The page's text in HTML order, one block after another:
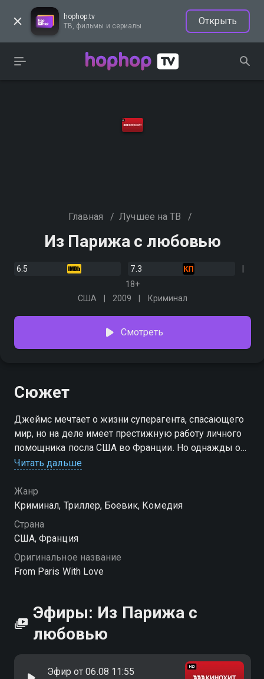
hophop.tv
ТВ, фильмы и сериалы
Открыть
Главная / Лучшее на ТВ /
Из Парижа с любовью
6.5
7.3
18+
США
2009 Криминал
Смотреть
Сюжет
Джеймс мечтает о жизни суперагента, спасающего
мир, но на деле имеет престижную работу личного
помощника посла США во Франции. Но однажды он
получает настоящее опасное задание, а в придачу -
Читать дальше
Жанр
Криминал, Триллер, Боевик, Комедия
Страна
США, Франция
Оригинальное название
From Paris With Love
Эфиры: Из Парижа с
любовью
Эфир от 06.08 11:55